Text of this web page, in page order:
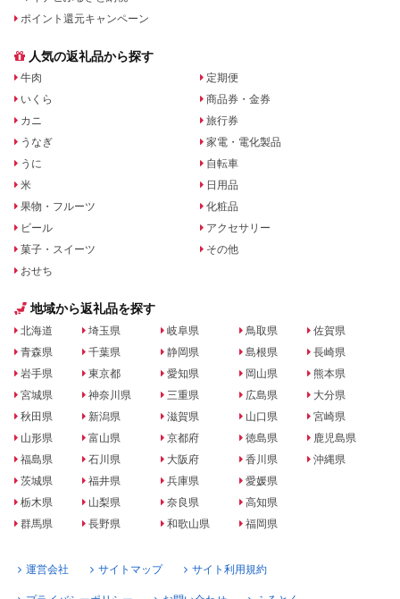
ポイント還元キャンペーン
人気の返礼品から探す
牛肉
いくら
カニ
うなぎ
うに
米
果物・フルーツ
ビール
菓子・スイーツ
おせち
定期便
商品券・金券
旅行券
家電・電化製品
自転車
日用品
化粧品
アクセサリー
その他
地域から返礼品を探す
北海道
青森県
岩手県
宮城県
秋田県
山形県
福島県
茨城県
栃木県
群馬県
埼玉県
千葉県
東京都
神奈川県
新潟県
富山県
石川県
福井県
山梨県
長野県
岐阜県
静岡県
愛知県
三重県
滋賀県
京都府
大阪府
兵庫県
奈良県
和歌山県
鳥取県
島根県
岡山県
広島県
山口県
徳島県
香川県
愛媛県
高知県
福岡県
佐賀県
長崎県
熊本県
大分県
宮崎県
鹿児島県
沖縄県
運営会社 サイトマップ サイト利用規約